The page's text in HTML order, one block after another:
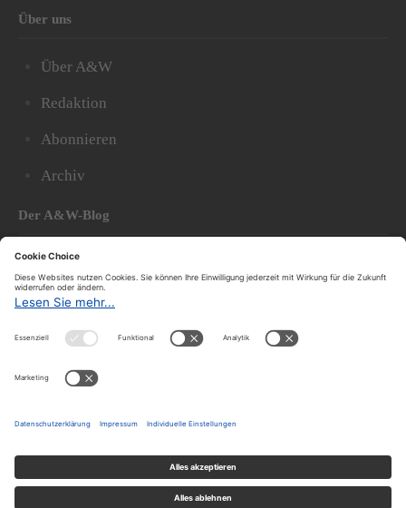
Über uns
Über A&W
Redaktion
Abonnieren
Archiv
Der A&W-Blog
DerA&W-Blog
hat sich in den vergangenen Jahren zu einem der
bedeutendsten politischen Blogs in Österreich
entwickelt.
Impressum und Offenlegung|